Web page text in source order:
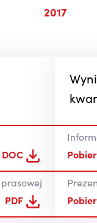
2017
DOC
PDF